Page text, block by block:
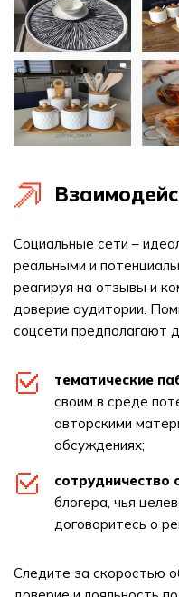
Социальные сети –
реальными и
реагируя на отзывы и
доверие аудитории.
соцсети предполагают
тематические
своим в среде
авторскими
обсуждениях;
сотрудничество
блогера, чья
договоритесь о
Следите за скоростью